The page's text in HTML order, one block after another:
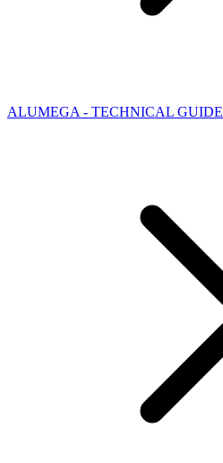
ALUMEGA - TECHNICAL GUIDE